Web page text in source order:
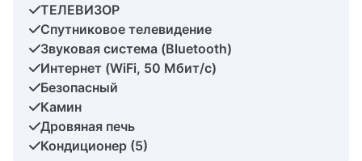
ТЕЛЕВИЗОР
Спутниковое телевидение
Звуковая система (Bluetooth)
Интернет (WiFi, 50 Мбит/с)
Безопасный
Камин
Дровяная печь
Кондиционер (5)